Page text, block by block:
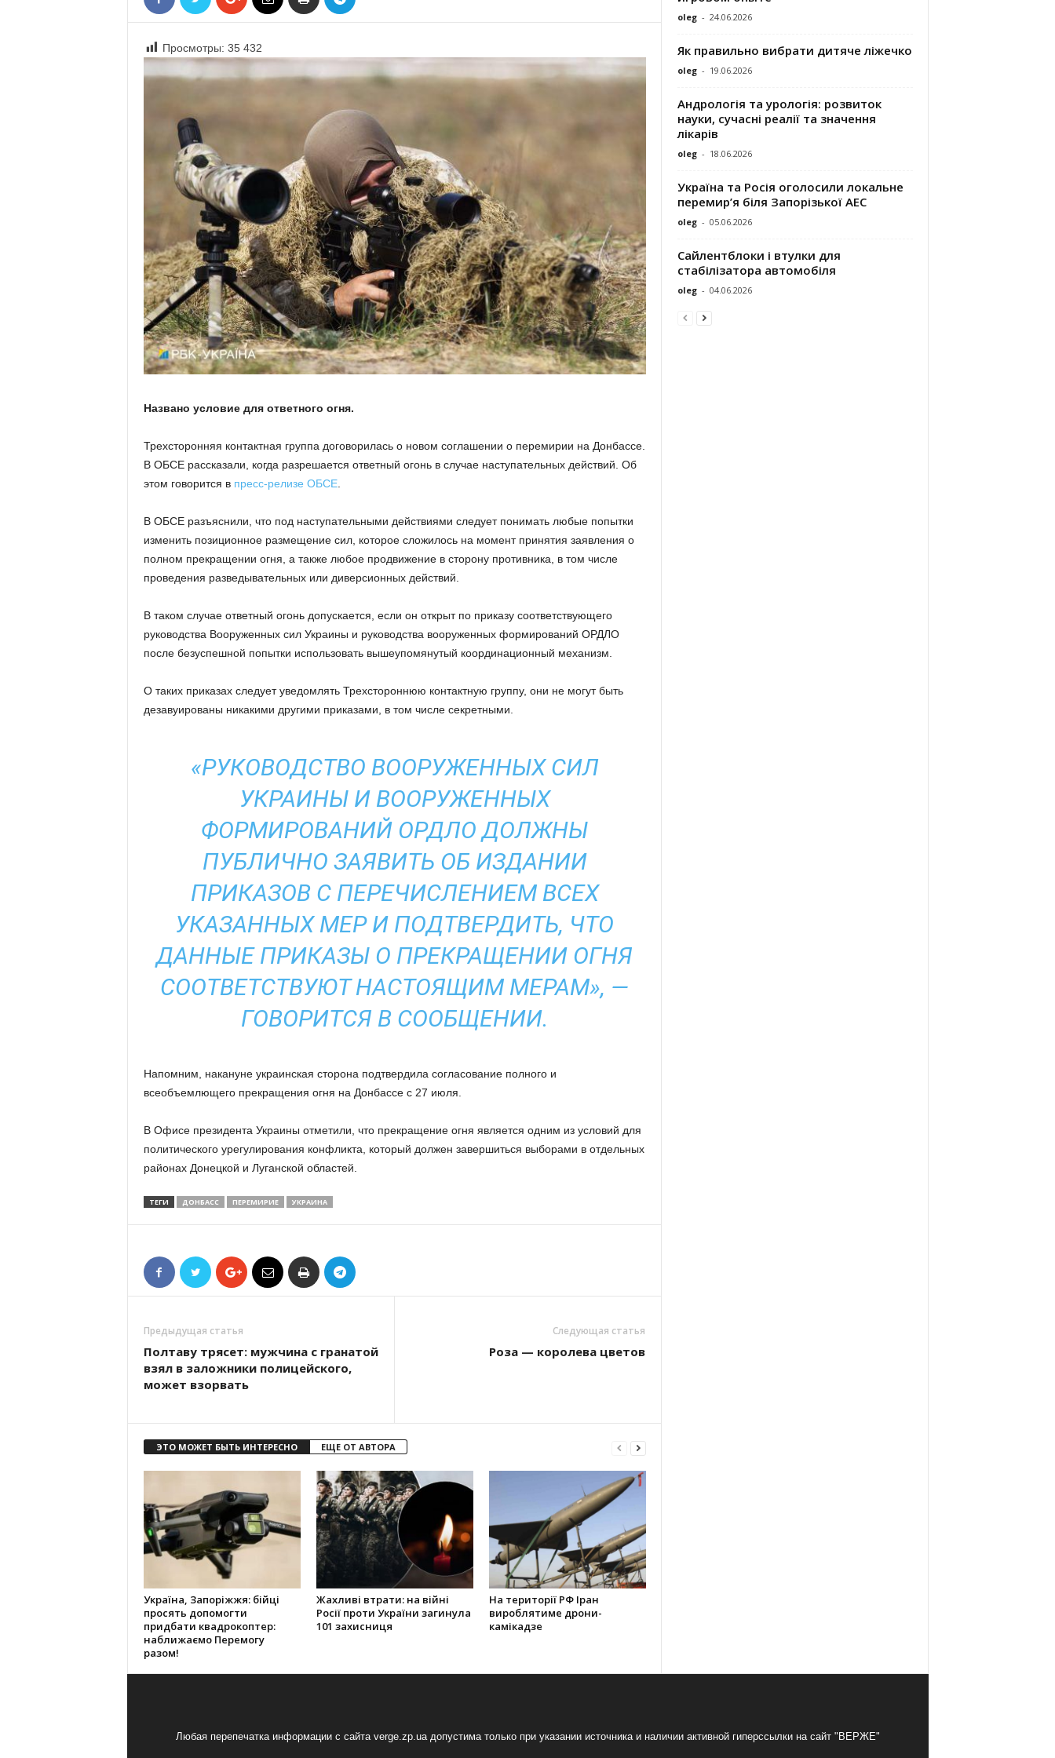
Просмотры: 35 432
Названо условие для ответного огня.
Трехсторонняя контактная группа договорилась о новом соглашении о перемирии на Донбассе.
В ОБСЕ рассказали, когда разрешается ответный огонь в случае наступательных действий. Об
этом говорится в пресс-релизе ОБСЕ.
В ОБСЕ разъяснили, что под наступательными действиями следует понимать любые попытки
изменить позиционное размещение сил, которое сложилось на момент принятия заявления о
полном прекращении огня, а также любое продвижение в сторону противника, в том числе
проведения разведывательных или диверсионных действий.
В таком случае ответный огонь допускается, если он открыт по приказу соответствующего
руководства Вооруженных сил Украины и руководства вооруженных формирований ОРДЛО
после безуспешной попытки использовать вышеупомянутый координационный механизм.
О таких приказах следует уведомлять Трехстороннюю контактную группу, они не могут быть
дезавуированы никакими другими приказами, в том числе секретными.
«РУКОВОДСТВО ВООРУЖЕННЫХ СИЛ
УКРАИНЫ И ВООРУЖЕННЫХ
ФОРМИРОВАНИЙ ОРДЛО ДОЛЖНЫ
ПУБЛИЧНО ЗАЯВИТЬ ОБ ИЗДАНИИ
ПРИКАЗОВ С ПЕРЕЧИСЛЕНИЕМ ВСЕХ
УКАЗАННЫХ МЕР И ПОДТВЕРДИТЬ, ЧТО
ДАННЫЕ ПРИКАЗЫ О ПРЕКРАЩЕНИИ ОГНЯ
СООТВЕТСТВУЮТ НАСТОЯЩИМ МЕРАМ», —
ГОВОРИТСЯ В СООБЩЕНИИ.
Напомним, накануне украинская сторона подтвердила согласование полного и
всеобъемлющего прекращения огня на Донбассе с 27 июля.
В Офисе президента Украины отметили, что прекращение огня является одним из условий для
политического урегулирования конфликта, который должен завершиться выборами в отдельных
районах Донецкой и Луганской областей.
ТЕГИ ДОНБАСС ПЕРЕМИРИЕ УКРАИНА
Предыдущая статья
Полтаву трясет: мужчина с гранатой
взял в заложники полицейского,
может взорвать
Следующая статья
Роза — королева цветов
ЭТО МОЖЕТ БЫТЬ ИНТЕРЕСНО ЕЩЕ ОТ АВТОРА
Україна, Запоріжжя: бійці
просять допомогти
придбати квадрокоптер:
наближаємо Перемогу
разом!
Жахливі втрати: на війні
Росії проти України загинула
101 захисниця
На території РФ Іран
вироблятиме дрони-
камікадзе
oleg - 24.06.2026
Як правильно вибрати дитяче ліжечко
oleg - 19.06.2026
Андрологія та урологія: розвиток
науки, сучасні реалії та значення
лікарів
oleg - 18.06.2026
Україна та Росія оголосили локальне
перемир’я біля Запорізької АЕС
oleg - 05.06.2026
Сайлентблоки і втулки для
стабілізатора автомобіля
oleg - 04.06.2026
Любая перепечатка информации с сайта verge.zp.ua допустима только при указании источника и наличии активной гиперссылки на сайт "ВЕРЖЕ"